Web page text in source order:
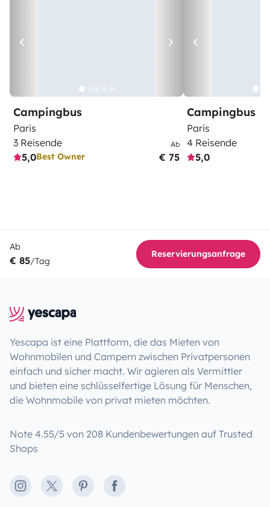
Campingbus
Paris
3 Reisende
5,0Best Owner
Ab
€ 75
Campingbus
Paris
4 Reisende
5,0
Ab
€ 85/Tag
Reservierungsanfrage
Yescapa ist eine Plattform, die das Mieten von
Wohnmobilen und Campern zwischen Privatpersonen
einfach und sicher macht. Wir agieren als Vermittler
und bieten eine schlüsselfertige Lösung für Menschen,
die Wohnmobile von privat mieten möchten.
Note 4.55/5 von 208 Kundenbewertungen auf Trusted
Shops
Instagram
X PinterestFacebook